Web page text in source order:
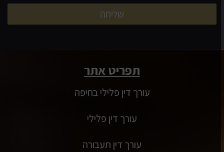
שליחה
תפריט אתר
עורך דין פלילי בחיפה
עורך דין פלילי
עורך דין תעבורה